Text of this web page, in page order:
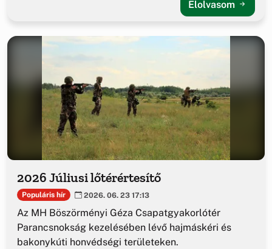
Elolvasom
2026 Júliusi lőtérértesítő
Populáris hír 2026. 06. 23 17:13
Az MH Böszörményi Géza Csapatgyakorlótér
Parancsnokság kezelésében lévő hajmáskéri és
bakonykúti honvédségi területeken.